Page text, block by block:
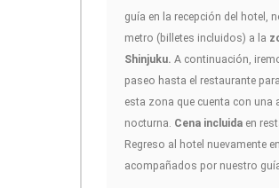
guía en la recepción del hotel,
metro (billetes incluidos) a la
Shinjuku. A continuación,
paseo hasta el restaurante
esta zona que cuenta con una
nocturna. Cena incluida en
Regreso al hotel nuevamente
acompañados por nuestro